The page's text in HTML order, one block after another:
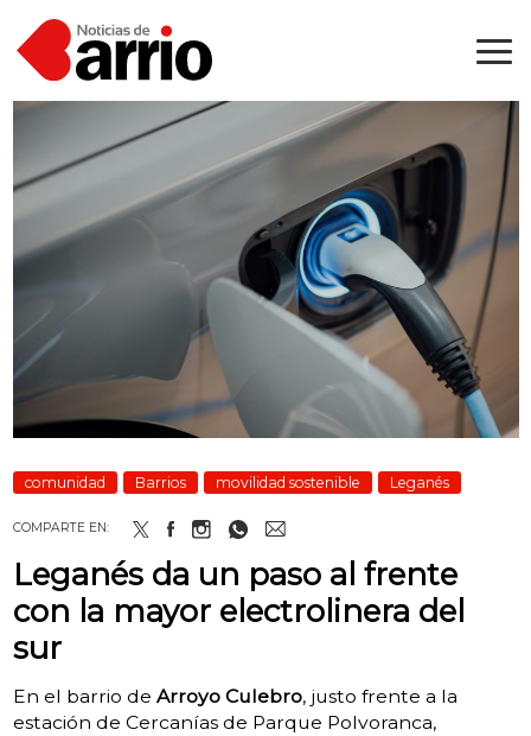
comunidad Barrios movilidad sostenible Leganés
COMPARTE EN:
Leganés da un paso al frente
con la mayor electrolinera del
sur
En el barrio de Arroyo Culebro, justo frente a la
estación de Cercanías de Parque Polvoranca,